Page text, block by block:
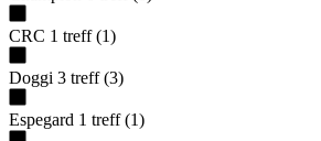
CRC 1 treff (1)
Doggi 3 treff (3)
Espegard 1 treff (1)